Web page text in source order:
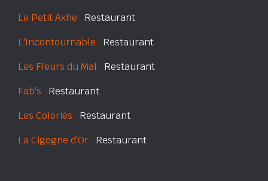
Le Petit Axhe Restaurant
L'Incontournable Restaurant
Les Fleurs du Mal Restaurant
Fab's Restaurant
Les Coloriés Restaurant
La Cigogne d'Or Restaurant